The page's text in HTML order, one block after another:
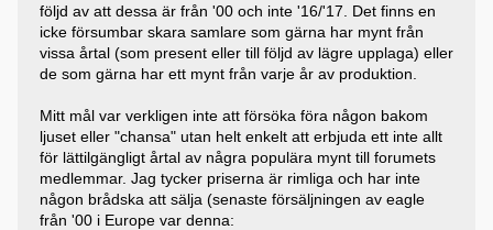
följd av att dessa är från '00 och inte '16/'17. Det finns en
icke försumbar skara samlare som gärna har mynt från
vissa årtal (som present eller till följd av lägre upplaga) eller
de som gärna har ett mynt från varje år av produktion.
Mitt mål var verkligen inte att försöka föra någon bakom
ljuset eller "chansa" utan helt enkelt att erbjuda ett inte allt
för lättilgängligt årtal av några populära mynt till forumets
medlemmar. Jag tycker priserna är rimliga och har inte
någon brådska att sälja (senaste försäljningen av eagle
från '00 i Europe var denna: